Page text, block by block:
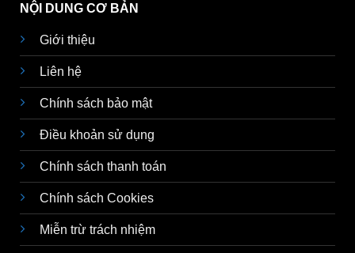
NỘI DUNG CƠ BẢN
Giới thiệu
Liên hệ
Chính sách bảo mật
Điều khoản sử dụng
Chính sách thanh toán
Chính sách Cookies
Miễn trừ trách nhiệm